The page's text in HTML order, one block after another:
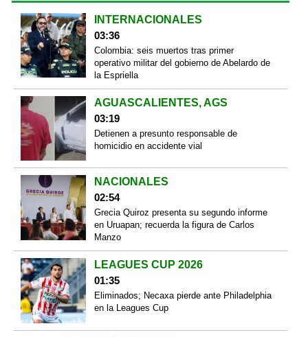
INTERNACIONALES
03:36
Colombia: seis muertos tras primer
operativo militar del gobierno de Abelardo de
la Espriella
AGUASCALIENTES, AGS
03:19
Detienen a presunto responsable de
homicidio en accidente vial
NACIONALES
02:54
Grecia Quiroz presenta su segundo informe
en Uruapan; recuerda la figura de Carlos
Manzo
LEAGUES CUP 2026
01:35
Eliminados; Necaxa pierde ante Philadelphia
en la Leagues Cup